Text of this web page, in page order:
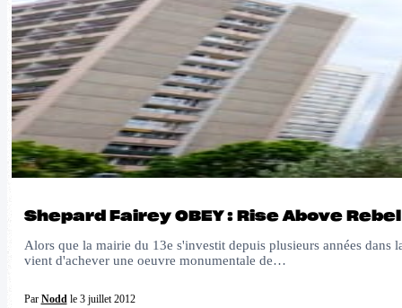
Shepard Fairey OBEY : Rise Above Rebel
Alors que la mairie du 13e s'investit depuis plusieurs années
vient d'achever une oeuvre monumentale de…
Par Noddle 3 juillet 2012